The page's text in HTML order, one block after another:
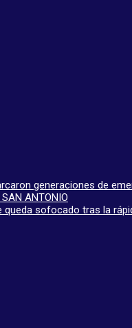
generaciones de
queda sofocado tras la